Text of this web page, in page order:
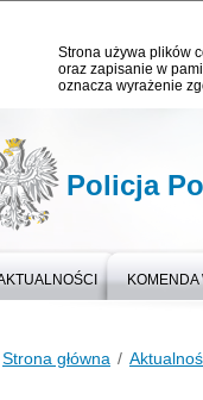
Strona używa plików
oraz zapisanie w
oznacza wyrażenie
Policja
KOMENDA
Strona główna